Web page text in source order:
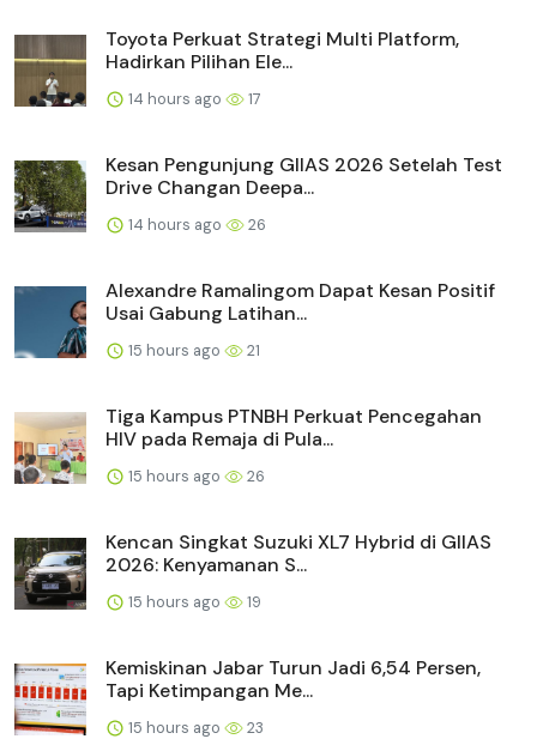
Toyota Perkuat Strategi Multi Platform,
Hadirkan Pilihan Ele...
14 hours ago 17
Kesan Pengunjung GIIAS 2026 Setelah Test
Drive Changan Deepa...
14 hours ago 26
Alexandre Ramalingom Dapat Kesan Positif
Usai Gabung Latihan...
15 hours ago 21
Tiga Kampus PTNBH Perkuat Pencegahan
HIV pada Remaja di Pula...
15 hours ago 26
Kencan Singkat Suzuki XL7 Hybrid di GIIAS
2026: Kenyamanan S...
15 hours ago 19
Kemiskinan Jabar Turun Jadi 6,54 Persen,
Tapi Ketimpangan Me...
15 hours ago 23